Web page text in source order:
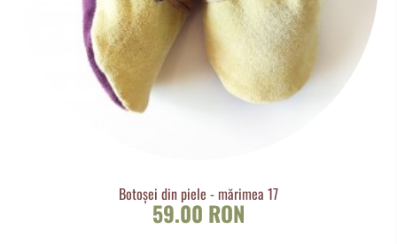
Botoșei din piele - mărimea 17
59.00 RON